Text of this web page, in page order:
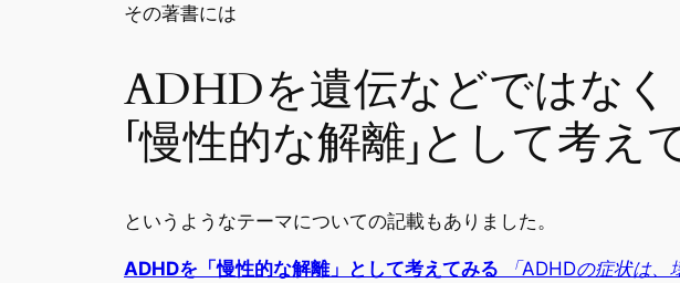
その著書には
ADHDを遺伝などではなく
「慢性的な解離」として考え
というようなテーマについての記載もありました。
ADHDを「慢性的な解離」として考えてみる
「ADHDの症状は